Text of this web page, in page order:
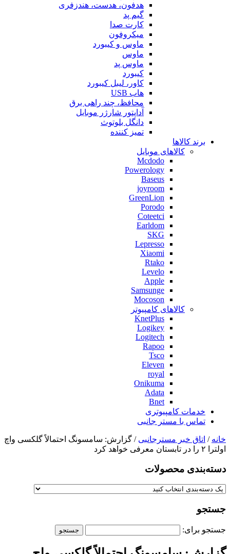
هدفون، هدست، هندزفری
گیم پد
کارت صدا
میکروفون
ماوس و کیبورد
ماوس
ماوس پد
کیبورد
کاور، لیبل کیبورد
هاب USB
محافظ، چند راهی برق
آداپتور شارژر موبایل
دانگل بلوتوث
تمیز کننده
برند کالاها
کالاهای موبایل
Mcdodo
Powerology
Baseus
joyroom
GreenLion
Porodo
Coteetci
Earldom
SKG
Lepresso
Xiaomi
Rtako
Levelo
Apple
Samsunge
Mocoson
کالاهای کامپیوتر
KnetPlus
Logikey
Logitech
Rapoo
Tsco
Eleven
royal
Onikuma
Adata
Bnet
خدمات کامپیوتری
تماس با مستر جانبی
خانه / اتاق خبر مسترجانبی / گزارش: سامسونگ احتمالاً گلکسی واچ
اولترا ۲ را در تابستان معرفی خواهد کرد
دسته‌بندی‌ محصولات
جستجو
جستجو برای: